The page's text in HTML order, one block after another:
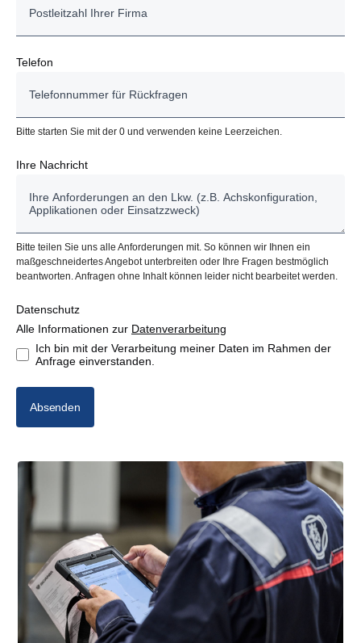
Telefon
Bitte starten Sie mit der 0 und verwenden keine Leerzeichen.
Ihre Nachricht
Bitte teilen Sie uns alle Anforderungen mit. So können wir Ihnen ein
maßgeschneidertes Angebot unterbreiten oder Ihre Fragen bestmöglich
beantworten. Anfragen ohne Inhalt können leider nicht bearbeitet werden.
Datenschutz
Alle Informationen zur Datenverarbeitung
Ich bin mit der Verarbeitung meiner Daten im Rahmen der
Anfrage einverstanden.
Absenden